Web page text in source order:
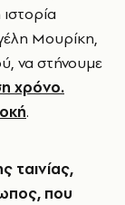
Μουρίκη,
να στήνουμε
χρόνο.
.
που